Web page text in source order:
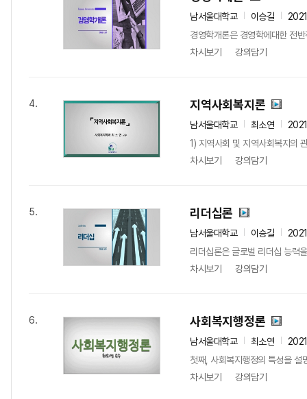
남서울대학교 이승길
경영학개론은 경영학에대한 전
차시보기
강의담기
4. 지역사회복지론
남서울대학교 최소연
1) 지역사회 및 지역사회복지의
차시보기
강의담기
5. 리더십론
남서울대학교 이승길
리더십론은 글로벌 리더십 능력
차시보기
강의담기
6. 사회복지행정론
남서울대학교 최소연
첫째, 사회복지행정의 특성을
차시보기
강의담기